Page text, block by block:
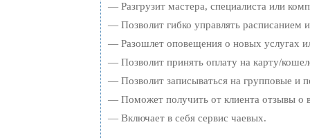
— Разгрузит мастера, специалиста или
— Позволит гибко управлять расписанием и
— Разошлет оповещения о новых услугах
— Позволит принять оплату на карту/
— Позволит записываться на групповые и
— Поможет получить от клиента отзывы о
— Включает в себя сервис чаевых.